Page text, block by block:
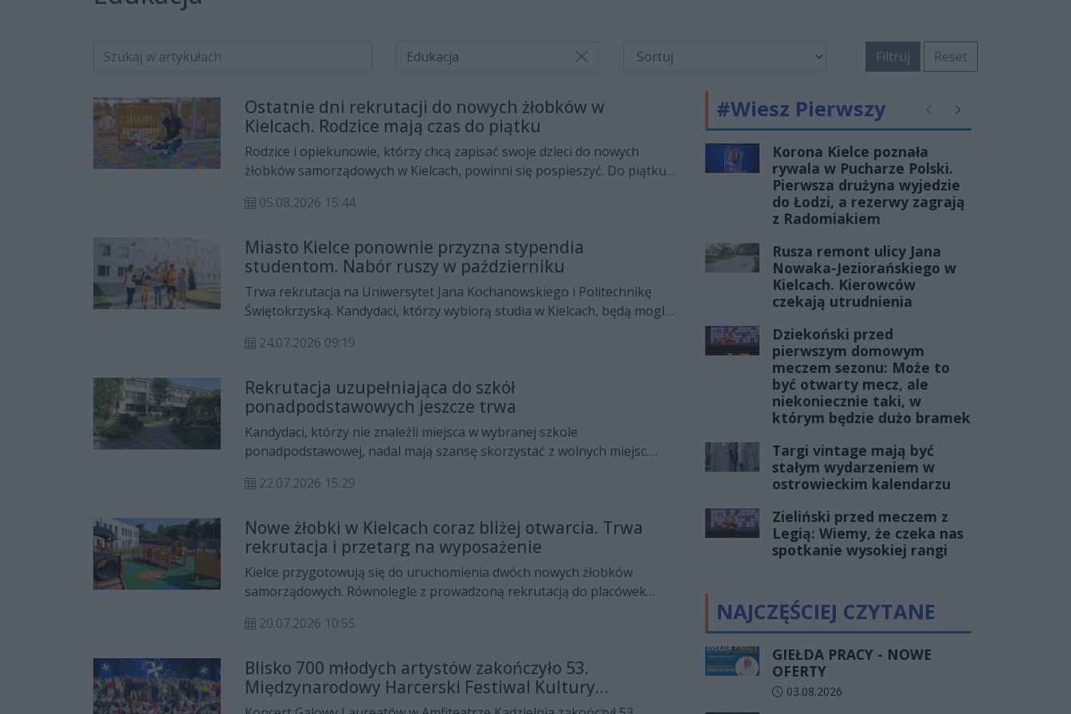
Edukacja Filtruj Reset
Ostatnie dni rekrutacji do nowych żłobków w
Kielcach. Rodzice mają czas do piątku
Rodzice i opiekunowie, którzy chcą zapisać swoje dzieci do nowych
żłobków samorządowych w Kielcach, powinni się pospieszyć. Do piątku,
elektronicznego naboru.
05.08.2026 15:44
Miasto Kielce ponownie przyzna stypendia
studentom. Nabór ruszy w październiku
Trwa rekrutacja na Uniwersytet Jana Kochanowskiego i Politechnikę
Świętokrzyską. Kandydaci, którzy wybiorą studia w Kielcach, będą mogli
rok akademicki 2026/2027 rozpocznie się w październiku, a miesięczna
24.07.2026 09:19
Rekrutacja uzupełniająca do szkół
ponadpodstawowych jeszcze trwa
Kandydaci, którzy nie znaleźli miejsca w wybranej szkole
ponadpodstawowej, nadal mają szansę skorzystać z wolnych miejsc.
potrwa jeszcze do piątku 24 lipca do godz. 15.00.
22.07.2026 15:29
Nowe żłobki w Kielcach coraz bliżej otwarcia. Trwa
rekrutacja i przetarg na wyposażenie
Kielce przygotowują się do uruchomienia dwóch nowych żłobków
samorządowych. Równolegle z prowadzoną rekrutacją do placówek
wyposażenia. Nowe miejsca opieki mają zapewnić najmłodszym
zawodowych z życiem rodzinnym.
20.07.2026 10:55
Blisko 700 młodych artystów zakończyło 53.
Międzynarodowy Harcerski Festiwal Kultury
Młodzieży Szkolnej
#Wiesz Pierwszy PoprzednieNastępne
Korona Kielce poznała
rywala w Pucharze Polski.
Pierwsza drużyna wyjedzie
do Łodzi, a rezerwy zagrają
z Radomiakiem
Rusza remont ulicy Jana
Nowaka-Jeziorańskiego w
Kielcach. Kierowców
czekają utrudnienia
Dziekoński przed
pierwszym domowym
meczem sezonu: Może to
być otwarty mecz, ale
niekoniecznie taki, w
którym będzie dużo bramek
Targi vintage mają być
stałym wydarzeniem w
ostrowieckim kalendarzu
Zieliński przed meczem z
Legią: Wiemy, że czeka nas
spotkanie wysokiej rangi
NAJCZĘŚCIEJ CZYTANE
GIEŁDA PRACY - NOWE
OFERTY
Data dodania artykułu:
03.08.2026